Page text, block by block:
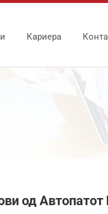
Кариера
од